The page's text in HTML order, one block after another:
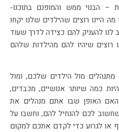
– הבנוי ממש והמופנם בתוכנו-
היינו רוצים שהילדים שלנו יקחו
להעניק להם כצידה לדרך שעוד
רוצים שיהיו להם מהילדות שלהם
מול הילדים שלכם, ומול
כמה שיותר אנושיים, מכבדים,
האם האופן שבו אתם מנהלים את
לכם להנחיל להם, וחשבו על
או לגרוע כדי לקדם אתכם למקום